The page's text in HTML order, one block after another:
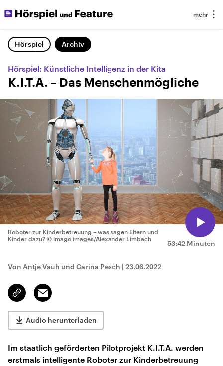
Hörspiel Archiv
Hörspiel: Künstliche Intelligenz in der Kita
K.I.T.A. – Das Menschenmögliche
53:42 Minuten
Roboter zur Kinderbetreuung – was sagen Eltern und
Kinder dazu? © imago images/Alexander Limbach
Von Antje Vauh und Carina Pesch | 23.06.2022
Link
kopieren/teilen
Email
Audio herunterladen
Im staatlich geförderten Pilotprojekt K.I.T.A. werden
erstmals intelligente Roboter zur Kinderbetreuung